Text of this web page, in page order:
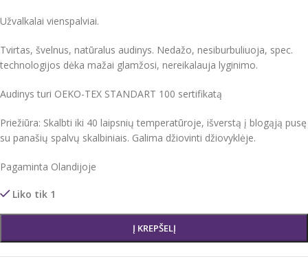
Užvalkalai vienspalviai.
Tvirtas, švelnus, natūralus audinys. Nedažo, nesiburbuliuoja, spec.
technologijos dėka mažai glamžosi, nereikalauja lyginimo.
Audinys turi OEKO-TEX STANDART 100 sertifikatą
Priežiūra: Skalbti iki 40 laipsnių temperatūroje, išverstą į blogąją pusę
su panašių spalvų skalbiniais. Galima džiovinti džiovyklėje.
Pagaminta Olandijoje
Liko tik 1
Į KREPŠELĮ